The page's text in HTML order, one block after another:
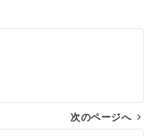
次のページへ